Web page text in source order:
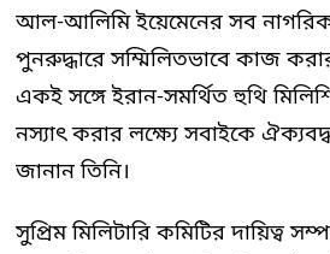
আল-আলিমি ইয়েমেনের সব নাগরিককে
পুনরুদ্ধারে সম্মিলিতভাবে কাজ
একই সঙ্গে ইরান-সমর্থিত হুথি
নস্যাৎ করার লক্ষ্যে সবাইকে
জানান তিনি।
সুপ্রিম মিলিটারি কমিটির দায়িত্ব